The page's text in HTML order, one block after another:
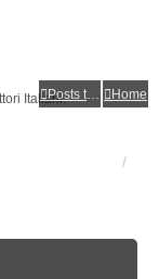
Posts toplist
Home